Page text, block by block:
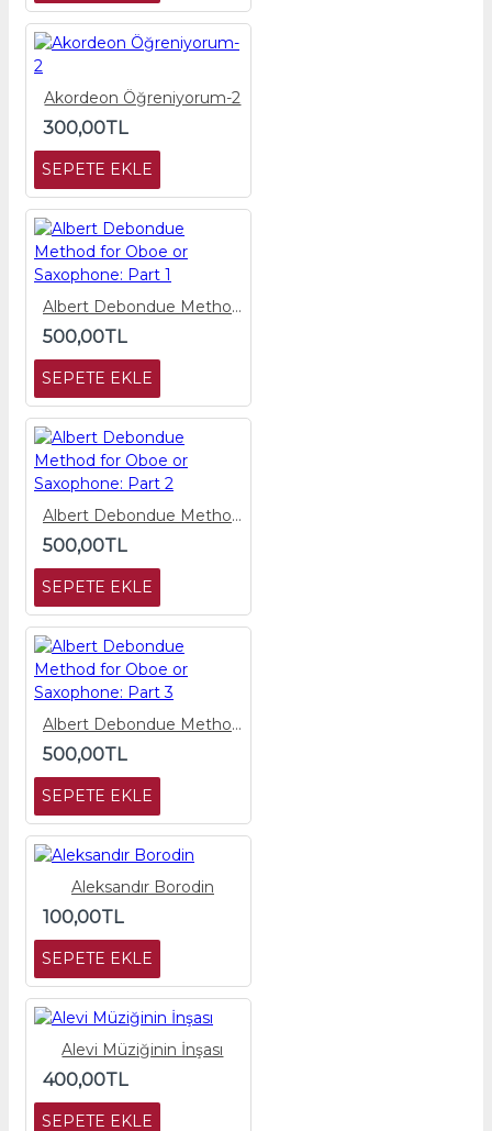
Akordeon Öğreniyorum-2
300,00TL
SEPETE EKLE
Albert Debondue Method for Oboe or Saxophone: Part 1
500,00TL
SEPETE EKLE
Albert Debondue Method for Oboe or Saxophone: Part 2
500,00TL
SEPETE EKLE
Albert Debondue Method for Oboe or Saxophone: Part 3
500,00TL
SEPETE EKLE
Aleksandır Borodin
100,00TL
SEPETE EKLE
Alevi Müziğinin İnşası
400,00TL
SEPETE EKLE